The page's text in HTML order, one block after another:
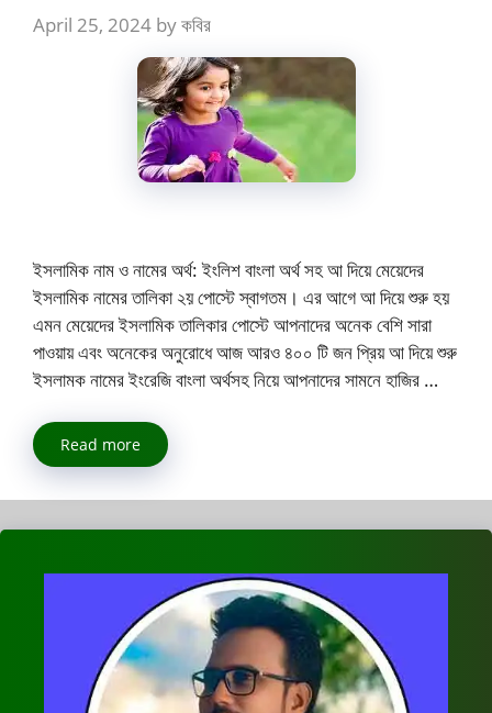
April 25, 2024 byকবির
ইসলামিক নাম ও নামের অর্থ: ইংলিশ বাংলা অর্থ সহ আ দিয়ে মেয়েদের
ইসলামিক নামের তালিকা ২য় পোস্টে স্বাগতম। এর আগে আ দিয়ে শুরু হয়
এমন মেয়েদের ইসলামিক তালিকার পোস্টে আপনাদের অনেক বেশি সারা
পাওয়ায় এবং অনেকের অনুরোধে আজ আরও ৪০০ টি জন প্রিয় আ দিয়ে শুরু
ইসলামক নামের ইংরেজি বাংলা অর্থসহ নিয়ে আপনাদের সামনে হাজির …
Read more